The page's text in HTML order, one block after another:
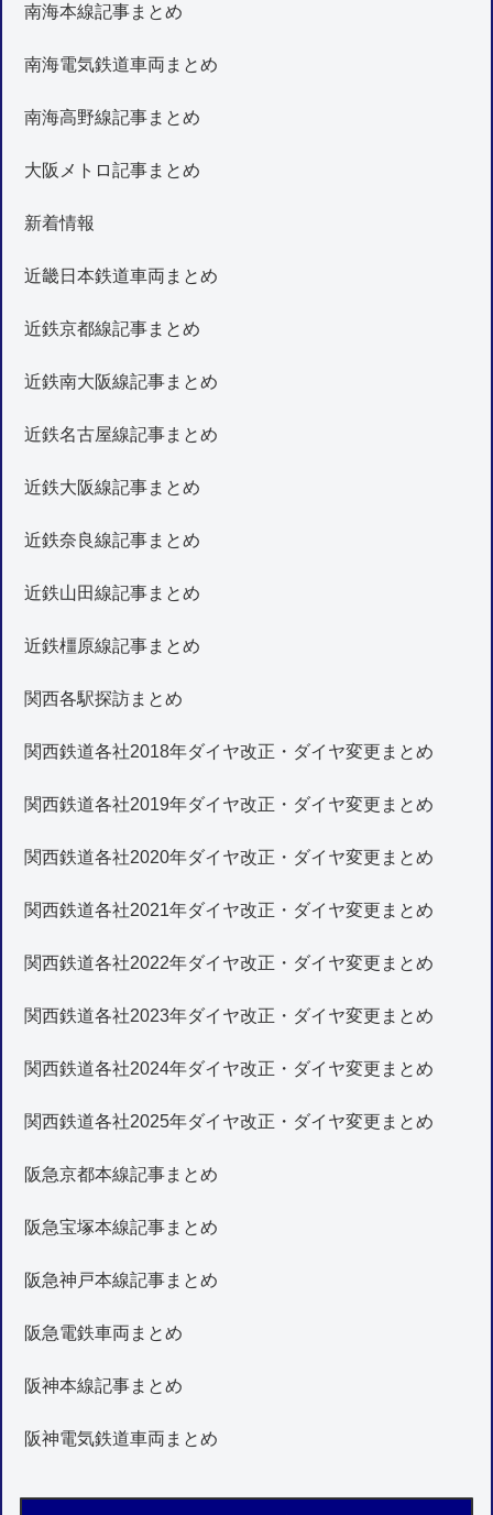
南海本線記事まとめ
南海電気鉄道車両まとめ
南海高野線記事まとめ
大阪メトロ記事まとめ
新着情報
近畿日本鉄道車両まとめ
近鉄京都線記事まとめ
近鉄南大阪線記事まとめ
近鉄名古屋線記事まとめ
近鉄大阪線記事まとめ
近鉄奈良線記事まとめ
近鉄山田線記事まとめ
近鉄橿原線記事まとめ
関西各駅探訪まとめ
関西鉄道各社2018年ダイヤ改正・ダイヤ変更まとめ
関西鉄道各社2019年ダイヤ改正・ダイヤ変更まとめ
関西鉄道各社2020年ダイヤ改正・ダイヤ変更まとめ
関西鉄道各社2021年ダイヤ改正・ダイヤ変更まとめ
関西鉄道各社2022年ダイヤ改正・ダイヤ変更まとめ
関西鉄道各社2023年ダイヤ改正・ダイヤ変更まとめ
関西鉄道各社2024年ダイヤ改正・ダイヤ変更まとめ
関西鉄道各社2025年ダイヤ改正・ダイヤ変更まとめ
阪急京都本線記事まとめ
阪急宝塚本線記事まとめ
阪急神戸本線記事まとめ
阪急電鉄車両まとめ
阪神本線記事まとめ
阪神電気鉄道車両まとめ